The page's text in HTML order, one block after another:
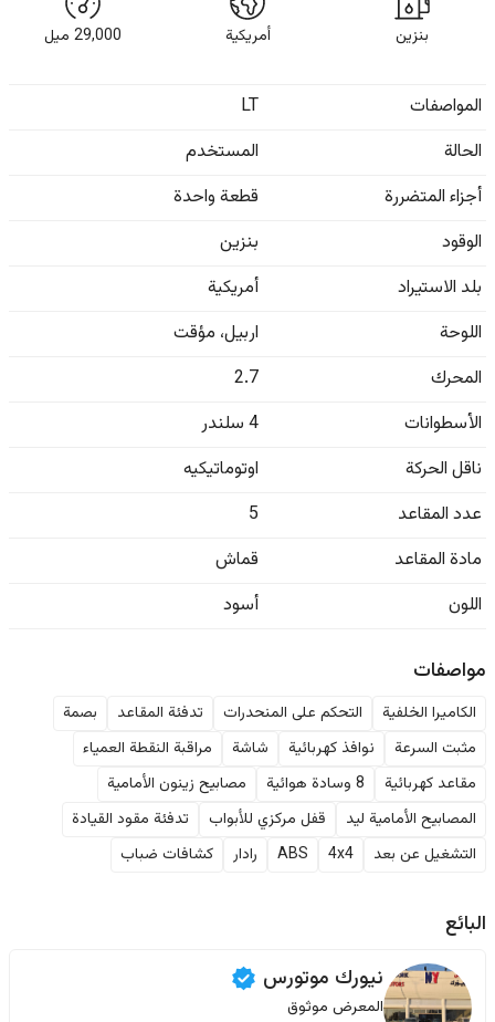
بنزين أمريكية 29,000 ميل
المواصفات
LT
الحالة
المستخدم
أجزاء المتضررة
قطعة واحدة
الوقود
بنزين
بلد الاستيراد
أمريكية
اللوحة
اربيل، مؤقت
المحرك
2.7
الأسطوانات
4 سلندر
ناقل الحركة
اوتوماتيكيه
عدد المقاعد
5
مادة المقاعد
قماش
اللون
أسود
مواصفات
الكاميرا الخلفية التحكم على المنحدرات تدفئة المقاعد
بصمة
مثبت السرعة
نوافذ كهربائية شاشة
مراقبة النقطة العمياء
مقاعد كهربائية
8 وسادة هوائية
مصابيح زينون الأمامية
المصابيح الأمامية ليد
قفل مركزي للأبواب
تدفئة مقود القيادة
التشغيل عن بعد
4x4
ABS رادار كشافات ضباب
البائع
نيورك موتورس
المعرض موثوق